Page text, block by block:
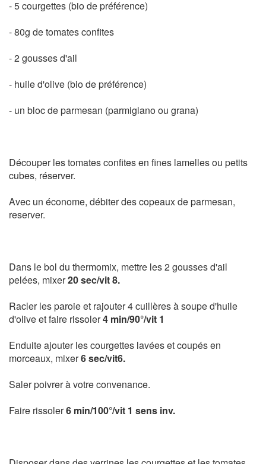
- 5 courgettes (bio de préférence)
- 80g de tomates confites
- 2 gousses d'ail
- huile d'olive (bio de préférence)
- un bloc de parmesan (parmigiano ou grana)
Découper les tomates confites en fines lamelles ou petits
cubes, réserver.
Avec un économe, débiter des copeaux de parmesan,
reserver.
Dans le bol du thermomix, mettre les 2 gousses d'ail
pelées, mixer20 sec/vit 8.
Racler les paroie et rajouter 4 cuillères à soupe d'huile
d'olive et faire rissoler4 min/90°/vit 1
Enduite ajouter les courgettes lavées et coupés en
morceaux, mixer6 sec/vit6.
Saler poivrer à votre convenance.
Faire rissoler6 min/100°/vit 1 sens inv.